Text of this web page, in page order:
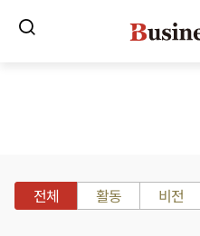
전체 활동 비전